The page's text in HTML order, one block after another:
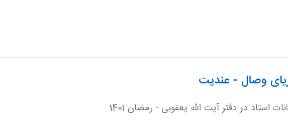
وصال - عندیت
استاد در دفتر آیت الله یعقوبی - رمضان 1401